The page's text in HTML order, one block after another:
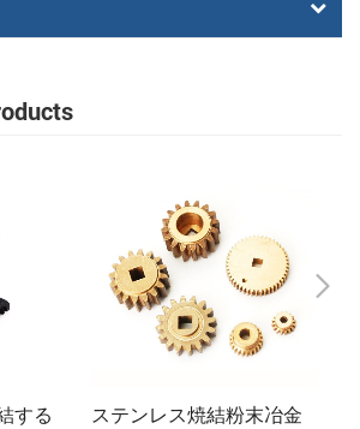
する
ステンレス焼結粉末冶金